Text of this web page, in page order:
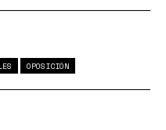
OPOSICIÓN